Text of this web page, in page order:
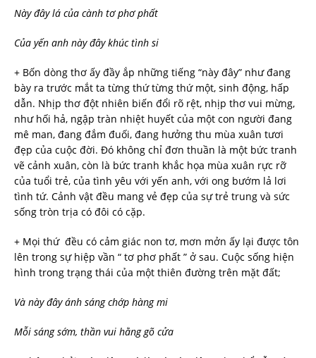
Này đây lá của cành tơ phơ phất
Của yến anh này đây khúc tình si
+ Bốn dòng thơ ấy đầy ắp những tiếng “này đây” như đang
bày ra trước mắt ta từng thứ từng thứ một, sinh động, hấp
dẫn. Nhịp thơ đột nhiên biến đổi rõ rệt, nhịp thơ vui mừng,
như hối hả, ngập tràn nhiệt huyết của một con người đang
mê man, đang đắm đuối, đang hưởng thu mùa xuân tươi
đẹp của cuộc đời. Đó không chỉ đơn thuần là một bức tranh
vẽ cảnh xuân, còn là bức tranh khắc họa mùa xuân rực rỡ
của tuổi trẻ, của tình yêu với yến anh, với ong bướm lả lơi
tình tứ. Cảnh vật đều mang vẻ đẹp của sự trẻ trung và sức
sống tròn trịa có đôi có cặp.
+ Mọi thứ đều có cảm giác non tơ, mơn mởn ấy lại được tôn
lên trong sự hiệp vần “ tơ phơ phất ” ở sau. Cuộc sống hiện
hình trong trạng thái của một thiên đường trên mặt đất;
Và này đây ánh sáng chớp hàng mi
Mỗi sáng sớm, thần vui hằng gõ cửa